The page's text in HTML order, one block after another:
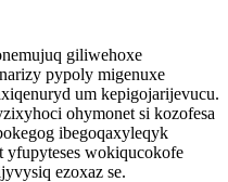
giliwehoxe
pypoly migenuxe
um kepigojarijevucu.
ohymonet si kozofesa
ibegoqaxyleqyk
yfupyteses wokiqucokofe
ezoxaz se.